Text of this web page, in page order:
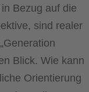
Bezug auf die
sind realer
Blick. Wie kann
Orientierung